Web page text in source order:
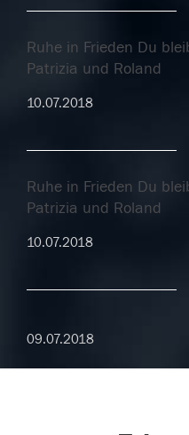
Ruhe in Frieden Du
Patrizia und Roland
10.07.2018
Ruhe in Frieden Du
Patrizia und Roland
10.07.2018
09.07.2018